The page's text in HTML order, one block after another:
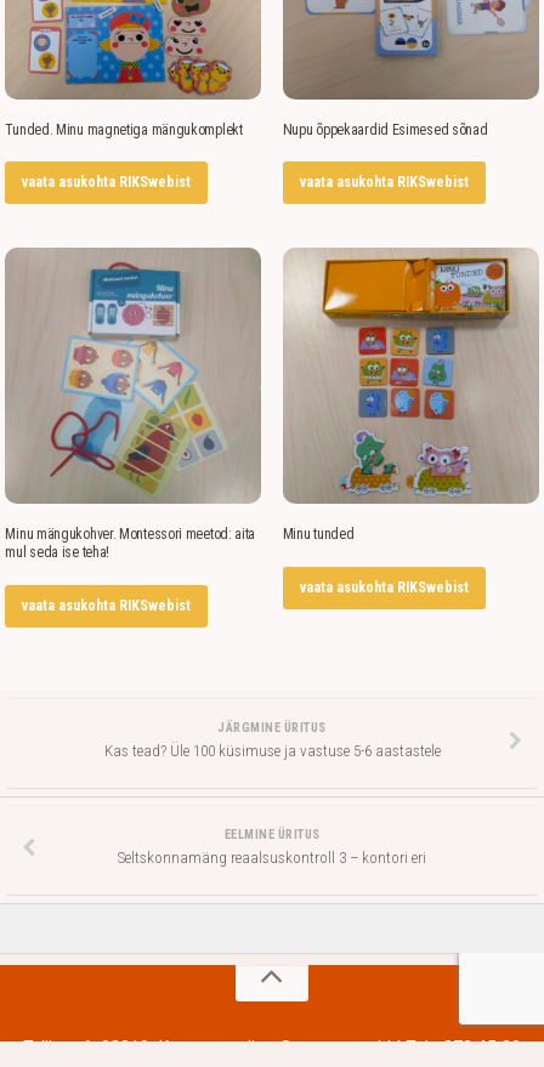
Tunded. Minu magnetiga mängukomplekt
vaata asukohta RIKSwebist
Nupu õppekaardid Esimesed sõnad
vaata asukohta RIKSwebist
Minu mängukohver. Montessori meetod: aita
mul seda ise teha!
vaata asukohta RIKSwebist
Minu tunded
vaata asukohta RIKSwebist
JÄRGMINE ÜRITUS
Kas tead? Üle 100 küsimuse ja vastuse 5-6 aastastele
EELMINE ÜRITUS
Seltskonnamäng reaalsuskontroll 3 – kontori eri
Tallinna 6, 93819, Kuressaare linn, Saaremaa vald | Tel +372 45 20